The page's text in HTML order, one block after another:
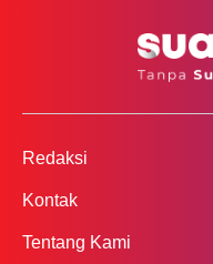
Redaksi
Kontak
Tentang Kami